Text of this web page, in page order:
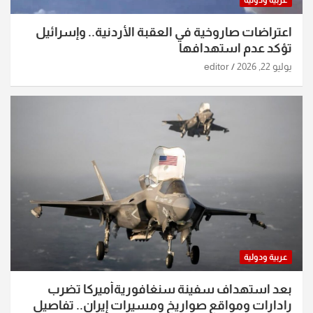
اعتراضات صاروخية في العقبة الأردنية.. وإسرائيل
تؤكد عدم استهدافها
يوليو 22, 2026 editor
عربية ودولية
بعد استهداف سفينة سنغافوريةأميركا تضرب
رادارات ومواقع صواريخ ومسيرات إيران.. تفاصيل